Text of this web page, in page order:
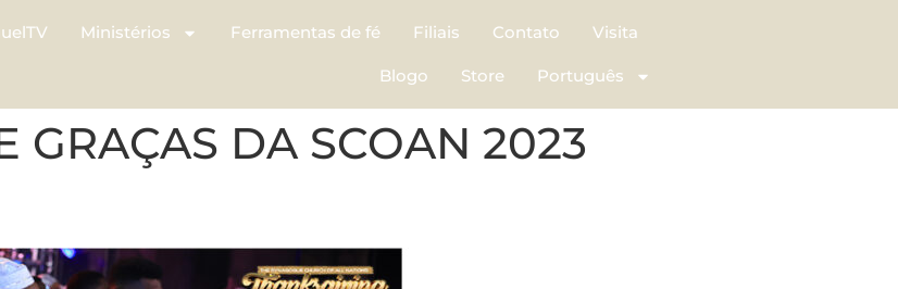
Ministérios Ferramentas de fé Filiais Contato Visita
Blogo Store Português
GRAÇAS DA SCOAN 2023